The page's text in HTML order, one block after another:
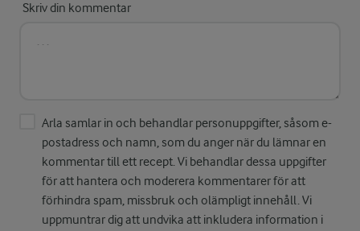
Skriv din kommentar
Arla samlar in och behandlar personuppgifter, såsom e-
postadress och namn, som du anger när du lämnar en
kommentar till ett recept. Vi behandlar dessa uppgifter
för att hantera och moderera kommentarer för att
förhindra spam, missbruk och olämpligt innehåll. Vi
uppmuntrar dig att undvika att inkludera information i